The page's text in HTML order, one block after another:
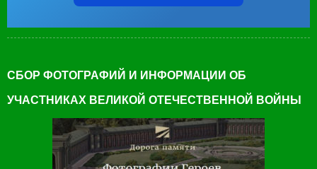
СБОР ФОТОГРАФИЙ И ИНФОРМАЦИИ ОБ
УЧАСТНИКАХ ВЕЛИКОЙ ОТЕЧЕСТВЕННОЙ ВОЙНЫ